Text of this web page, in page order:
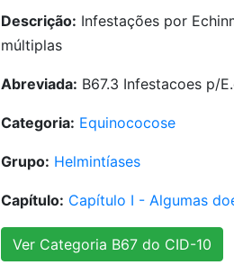
Descrição: Infestações por
múltiplas
Abreviada: B67.3 Infestacoes p/
Categoria: Equinococose
Grupo: Helmintíases
Capítulo: Capítulo I - Algumas
Ver Categoria B67 do CID-10